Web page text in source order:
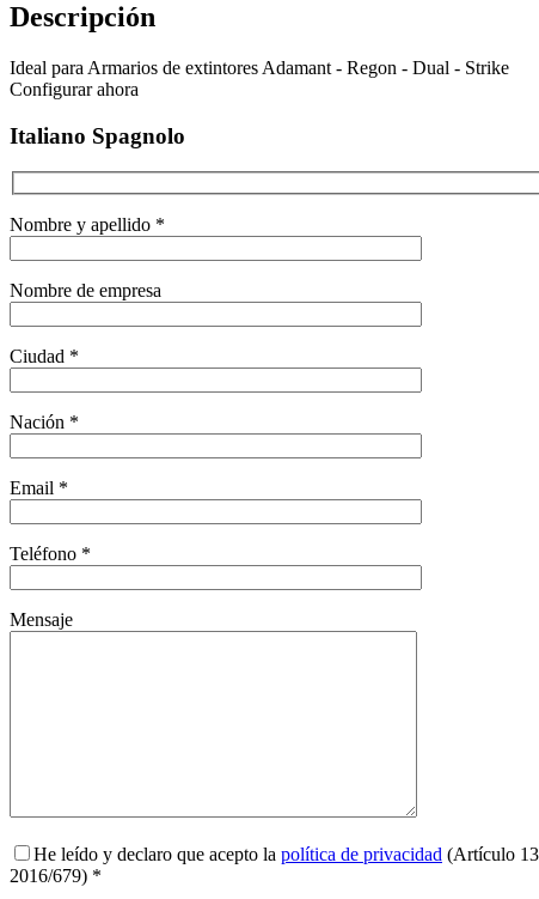
Descripción
Ideal para Armarios de extintores Adamant - Regon - Dual - Strike
Configurar ahora
Italiano Spagnolo
Nombre y apellido *
Nombre de empresa
Ciudad *
Nación *
Email *
Teléfono *
Mensaje
He leído y declaro que acepto la política de privacidad (Artículo
2016/679) *